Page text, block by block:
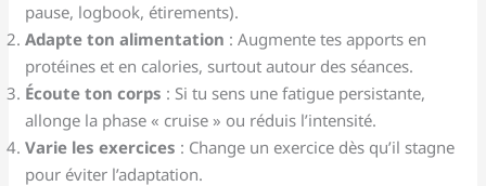
pause, logbook, étirements).
Adapte ton alimentation : Augmente tes apports en
protéines et en calories, surtout autour des séances.
Écoute ton corps : Si tu sens une fatigue persistante,
allonge la phase « cruise » ou réduis l’intensité.
Varie les exercices : Change un exercice dès qu’il stagne
pour éviter l’adaptation.